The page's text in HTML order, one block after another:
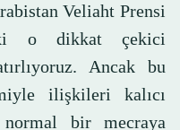
Veliaht Prensi
o dikkat çekici
Ancak bu
ilişkileri kalıcı
bir mecraya